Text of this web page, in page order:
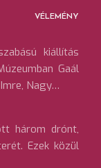
VÉLEMÉNY
kiállítás
Gaál
Nagy…
három drónt,
Ezek közül